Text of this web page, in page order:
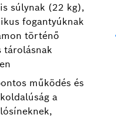
súlynak (22 kg),
fogantyúknak
történő
tárolásnak
működés és
a